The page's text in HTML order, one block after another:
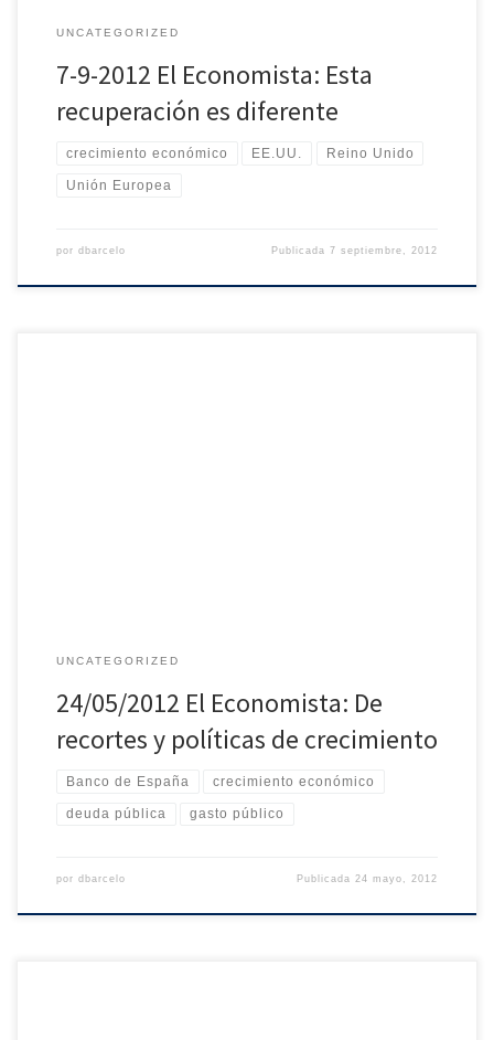
UNCATEGORIZED
7-9-2012 El Economista: Esta
recuperación es diferente
crecimiento económico EE.UU. Reino Unido
Unión Europea
por dbarcelo Publicada7 septiembre, 2012
UNCATEGORIZED
24/05/2012 El Economista: De
recortes y políticas de crecimiento
Banco de España crecimiento económico
deuda pública gasto público
por dbarcelo Publicada24 mayo, 2012